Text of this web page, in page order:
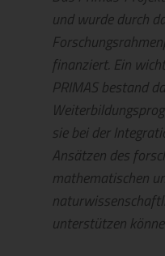
und wurde durch
finanziert. Ein
PRIMAS bestand
sie bei der
Ansätzen des
mathematischen
unterstützen